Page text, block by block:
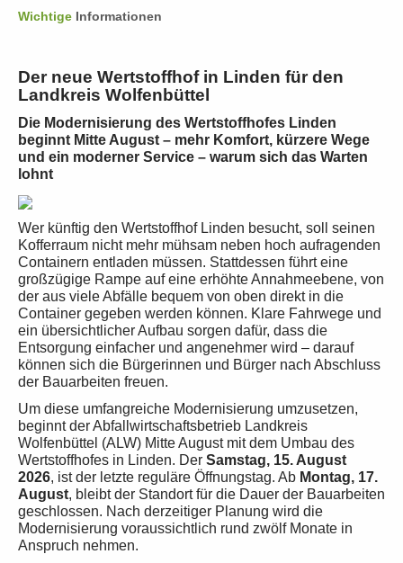
Wichtige Informationen
Der neue Wertstoffhof in Linden für den
Landkreis Wolfenbüttel
Die Modernisierung des Wertstoffhofes Linden
beginnt Mitte August – mehr Komfort, kürzere Wege
und ein moderner Service – warum sich das Warten
lohnt
Wer künftig den Wertstoffhof Linden besucht, soll seinen
Kofferraum nicht mehr mühsam neben hoch aufragenden
Containern entladen müssen. Stattdessen führt eine
großzügige Rampe auf eine erhöhte Annahmeebene, von
der aus viele Abfälle bequem von oben direkt in die
Container gegeben werden können. Klare Fahrwege und
ein übersichtlicher Aufbau sorgen dafür, dass die
Entsorgung einfacher und angenehmer wird – darauf
können sich die Bürgerinnen und Bürger nach Abschluss
der Bauarbeiten freuen.
Um diese umfangreiche Modernisierung umzusetzen,
beginnt der Abfallwirtschaftsbetrieb Landkreis
Wolfenbüttel (ALW) Mitte August mit dem Umbau des
Wertstoffhofes in Linden. Der Samstag, 15. August
2026, ist der letzte reguläre Öffnungstag. Ab Montag, 17.
August, bleibt der Standort für die Dauer der Bauarbeiten
geschlossen. Nach derzeitiger Planung wird die
Modernisierung voraussichtlich rund zwölf Monate in
Anspruch nehmen.